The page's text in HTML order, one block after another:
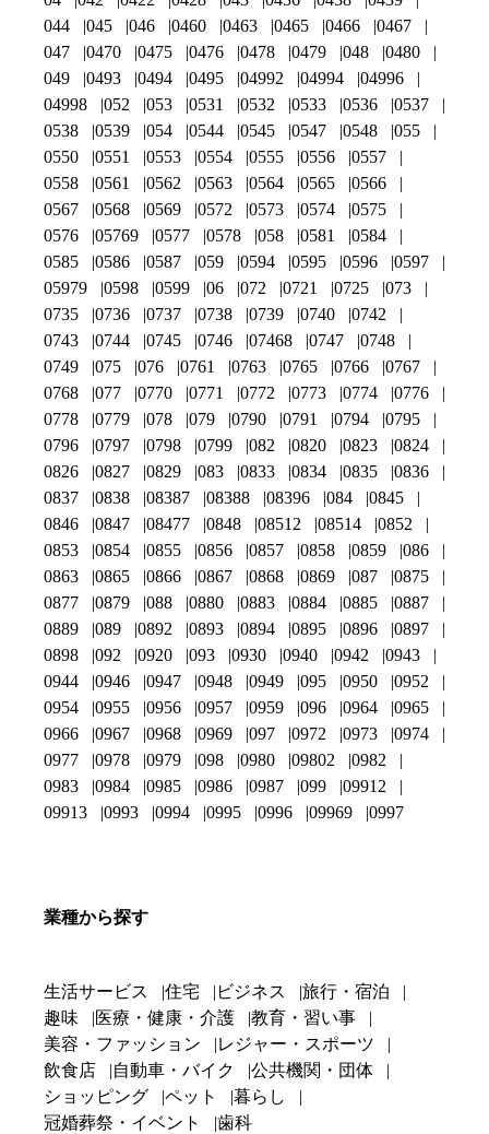
044
045 046 0460 0463 0465 0466
0467
047
0470 0475 0476 0478 0479 048
0480
049
0493 0494 0495 04992 04994
04996
04998
052 053 0531 0532 0533 0536
0537
0538
0539 054 0544 0545 0547 0548
055
0550
0551 0553 0554 0555 0556
0557
0558
0561 0562 0563 0564 0565
0566
0567
0568 0569 0572 0573 0574
0575
0576
05769 0577 0578 058 0581
0584
0585
0586 0587 059 0594 0595 0596
0597
05979
0598 0599 06 072 0721 0725
073
0735
0736 0737 0738 0739 0740
0742
0743
0744 0745 0746 07468 0747
0748
0749
075 076 0761 0763 0765 0766
0767
0768
077 0770 0771 0772 0773 0774
0776
0778
0779 078 079 0790 0791 0794
0795
0796
0797 0798 0799 082 0820 0823
0824
0826
0827 0829 083 0833 0834 0835
0836
0837
0838 08387 08388 08396 084
0845
0846
0847 08477 0848 08512 08514
0852
0853
0854 0855 0856 0857 0858 0859
086
0863
0865 0866 0867 0868 0869 087
0875
0877
0879 088 0880 0883 0884 0885
0887
0889
089 0892 0893 0894 0895 0896
0897
0898
092 0920 093 0930 0940 0942
0943
0944
0946 0947 0948 0949 095 0950
0952
0954
0955 0956 0957 0959 096 0964
0965
0966
0967 0968 0969 097 0972 0973
0974
0977
0978 0979 098 0980 09802
0982
0983
0984 0985 0986 0987 099
09912
09913
0993 0994 0995 0996 09969 0997
業種から探す
生活サービス 住宅 ビジネス
旅行・宿泊
趣味
医療・健康・介護
教育・習い事
美容・ファッション
レジャー・スポーツ
飲食店
自動車・バイク
公共機関・団体
ショッピング
ペット
暮らし
冠婚葬祭・イベント
歯科